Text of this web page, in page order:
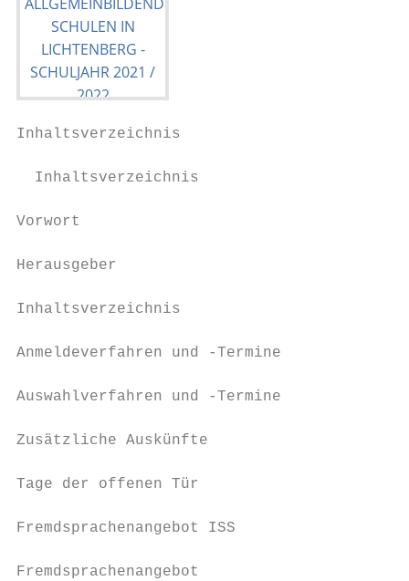
Inhaltsverzeichnis
  Inhaltsverzeichnis
Vorwort					Seite                                1
Herausgeber				Seite                             2
Inhaltsverzeichnis			Seite                       3
Anmeldeverfahren und -Termine		     Seite        4
Auswahlverfahren und -Termine		     Seite        5
Zusätzliche Auskünfte			            Seite        6
Tage der offenen Tür			             Seite        7
Fremdsprachenangebot ISS			         Seite        8
Fremdsprachenangebot